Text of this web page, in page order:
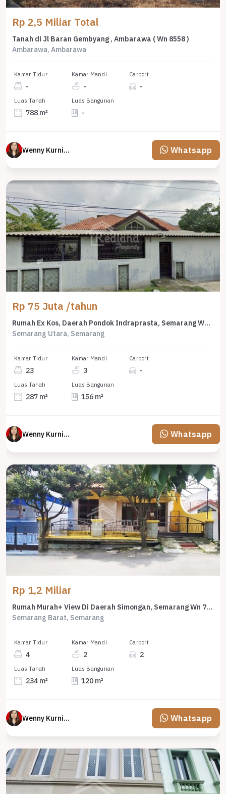
Rp 2,5 Miliar Total
Tanah di Jl Baran Gembyang , Ambarawa ( Wn 8558 )
Ambarawa, Ambarawa
Kamar Tidur
-
Kamar Mandi
-
Carport
-
Luas Tanah
788 m²
Luas Bangunan
-
Wenny Kurniawati Whatsapp
Rp 75 Juta /tahun
Rumah Ex Kos, Daerah Pondok Indraprasta, Semarang Wn 4031
Semarang Utara, Semarang
Kamar Tidur
23
Kamar Mandi
3
Carport
-
Luas Tanah
287 m²
Luas Bangunan
156 m²
Wenny Kurniawati Whatsapp
Rp 1,2 Miliar
Rumah Murah+ View Di Daerah Simongan, Semarang Wn 7159
Semarang Barat, Semarang
Kamar Tidur
4
Kamar Mandi
2
Carport
2
Luas Tanah
234 m²
Luas Bangunan
120 m²
Wenny Kurniawati Whatsapp